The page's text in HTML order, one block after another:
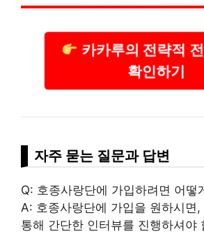
카카루의 전략적
확인하기
자주 묻는 질문과 답변
Q: 호종사랑단에 가입하려면 어떻
A: 호종사랑단에 가입을 원하시면
통해 간단한 인터뷰를 진행하셔야